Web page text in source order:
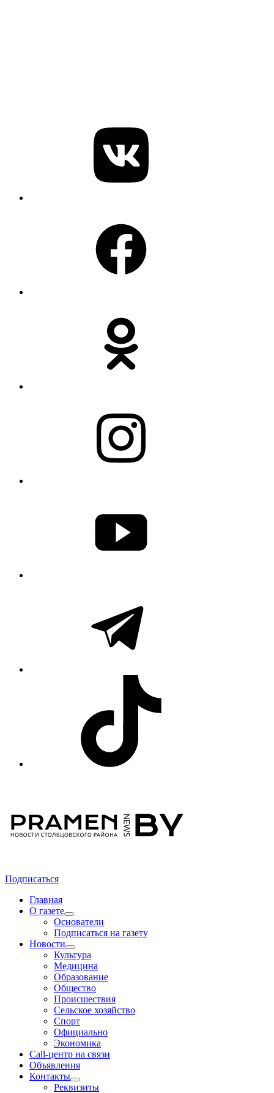
Подписаться
Главная
О газете
Основатели
Подписаться на газету
Новости
Культура
Медицина
Образование
Общество
Происшествия
Сельское хозяйство
Спорт
Официально
Экономика
Call-центр на связи
Объявления
Контакты
Реквизиты